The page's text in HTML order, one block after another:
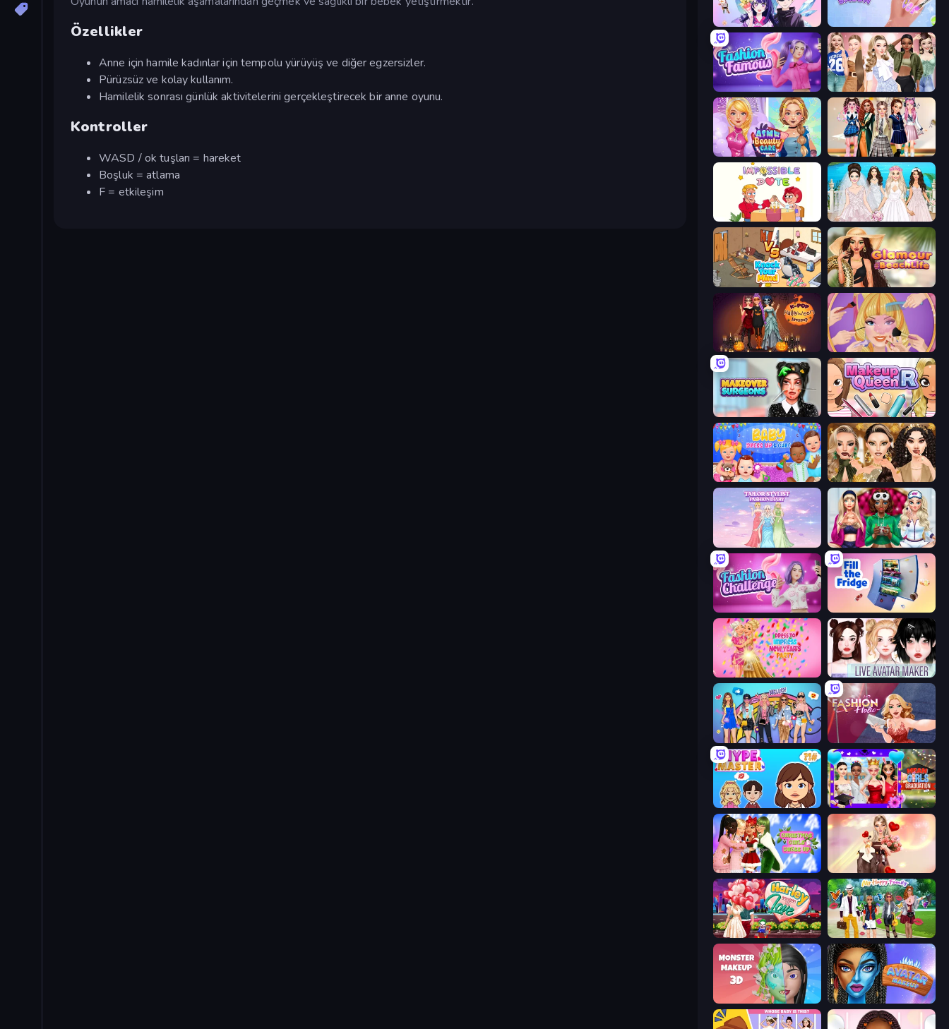
Özellikler
Anne için hamile kadınlar için tempolu yürüyüş ve diğer egzersizler.
Pürüzsüz ve kolay kullanım.
Hamilelik sonrası günlük aktivitelerini gerçekleştirecek bir anne oyunu.
Kontroller
WASD / ok tuşları = hareket
Boşluk = atlama
F = etkileşim
Anime Couple: Avatar Maker Nail Salon
Fashion Famous Fashion Week 2025
ASMR Beauty Care Back To School: Uniforms Edition
Impossible Date Model Wedding
Knock Your Mind Glamour Beach Life
Extreme Makeover
Makeover Surgeons Make Up Queen R
Baby Dress Up Autumn Glam Gala
Tailor Stylist: Fashion Diary BFFs Luxury Loungewear
Fashion Challenge: Catwalk Run Fill The Fridge
Dress To Impress: New Year's Party Live Avatar Maker: Girls
College Girls Team Makeover Fashion Holic
HypeMaster Mean Girls Graduation Day
Christmas Girls Dress Up GRWM Date Night
Harley Learns To Love Superstar Family Dress Up
Monster Makeup 3D Avatar Make Up